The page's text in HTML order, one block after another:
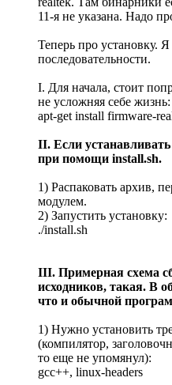
11-я не указана. Надо
Теперь про установку.
последовательности.
I. Для начала, стоит
не усложняя себе жизнь:
apt-get install firmware-
II. Если
при помощи install.sh.
1) Распаковать архив,
модулем.
2) Запустить установку:
./install.sh
III. Примерная схема
исходников, такая. В
что и обычной
1) Нужно установить
(компилятор,
то еще не упомянул):
gcc++, linux-headers